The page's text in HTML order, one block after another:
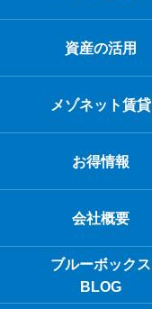
資産の活用
メゾネット賃貸
お得情報
会社概要
ブルーボックス
BLOG